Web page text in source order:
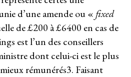
d’une amende ou « fixed
de £200 à £6400 en cas de
est l’un des conseillers
dont celui-ci est le plus
rémunérés3. Faisant